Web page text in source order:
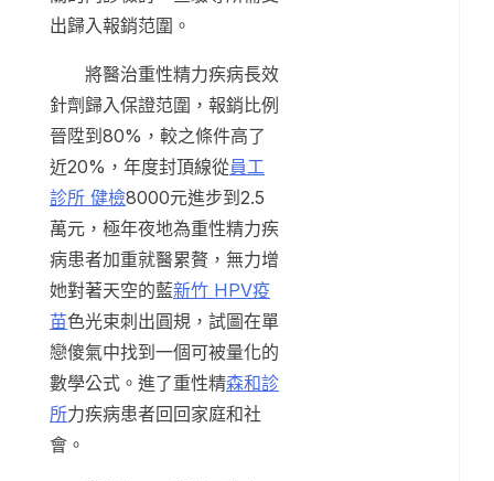
出歸入報銷范圍。
將醫治重性精力疾病長效
針劑歸入保證范圍，報銷比例
晉陞到80%，較之條件高了
近20%，年度封頂線從員工
診所 健檢8000元進步到2.5
萬元，極年夜地為重性精力疾
病患者加重就醫累贅，無力增
她對著天空的藍新竹 HPV疫
苗色光束刺出圓規，試圖在單
戀傻氣中找到一個可被量化的
數學公式。進了重性精森和診
所力疾病患者回回家庭和社
會。